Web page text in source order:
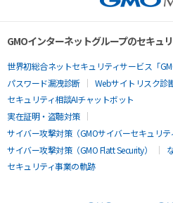
GMOインターネットグループのセキュ
世界初総合ネットセキュリティサービス「
パスワード漏洩診断
Webサイトリスク診
セキュリティ相談AIチャットボット
実在証明・盗聴対策
サイバー攻撃対策（GMOサイバーセキュリテ
サイバー攻撃対策（GMO Flatt Security）
セキュリティ事業の軌跡